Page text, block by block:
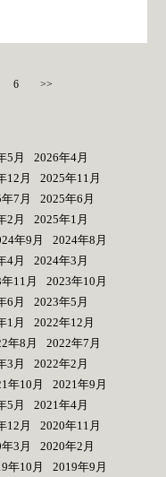
6 >>
5月
2026年4月
12月
2025年11月
7月
2025年6月
2月
2025年1月
年9月
2024年8月
4月
2024年3月
11月
2023年10月
6月
2023年5月
1月
2022年12月
年8月
2022年7月
3月
2022年2月
年10月
2021年9月
5月
2021年4月
12月
2020年11月
3月
2020年2月
年10月
2019年9月